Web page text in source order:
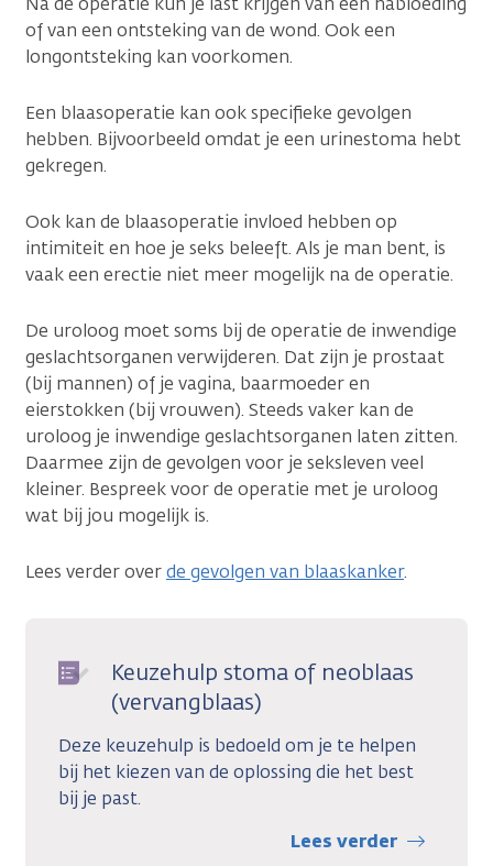
of van een ontsteking van de wond. Ook een
longontsteking kan voorkomen.
Een blaasoperatie kan ook specifieke gevolgen
hebben. Bijvoorbeeld omdat je een urinestoma hebt
gekregen.
Ook kan de blaasoperatie invloed hebben op
intimiteit en hoe je seks beleeft. Als je man bent, is
vaak een erectie niet meer mogelijk na de operatie.
De uroloog moet soms bij de operatie de inwendige
geslachtsorganen verwijderen. Dat zijn je prostaat
(bij mannen) of je vagina, baarmoeder en
eierstokken (bij vrouwen). Steeds vaker kan de
uroloog je inwendige geslachtsorganen laten zitten.
Daarmee zijn de gevolgen voor je seksleven veel
kleiner. Bespreek voor de operatie met je uroloog
wat bij jou mogelijk is.
Lees verder overde gevolgen van blaaskanker.
Keuzehulp stoma of neoblaas
(vervangblaas)
Deze keuzehulp is bedoeld om je te helpen
bij het kiezen van de oplossing die het best
bij je past.
Lees verder